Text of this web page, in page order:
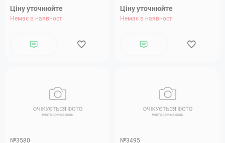
Ціну уточнюйте
Немає в наявності
Ціну уточнюйте
Немає в наявності
№3580 №3495